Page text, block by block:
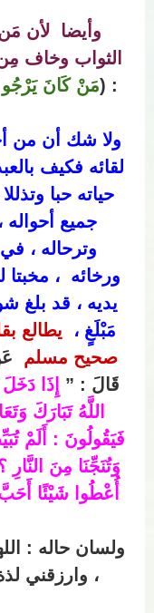
وأيضالأن
الثواب وخاف
: (مَنْ كَانَ يَرْجُو
ولا شك أن من
لقائه فكيف
حياته حبا
جميع
وترحاله ،
ورخائه ، مخبتا
يديه ، قد بلغ
مَبْلَغٍ ، يطالع
صحيح مسلم
قَالَ : ” إِذَا
اللَّهُ تَبَارَكَ
فَيَقُولُونَ : أَلَمْ
وَتُنَجِّنَا مِنَ النَّارِ
أُعْطُوا شَيْئًا
ولسان حاله :
، وارزقني